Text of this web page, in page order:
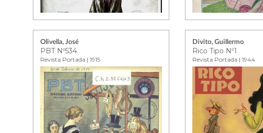
Olivella, José
PBT Nº534
Revista Portada | 1915
Divito, Guillermo
Rico Tipo Nº1
Revista Portada | 1944